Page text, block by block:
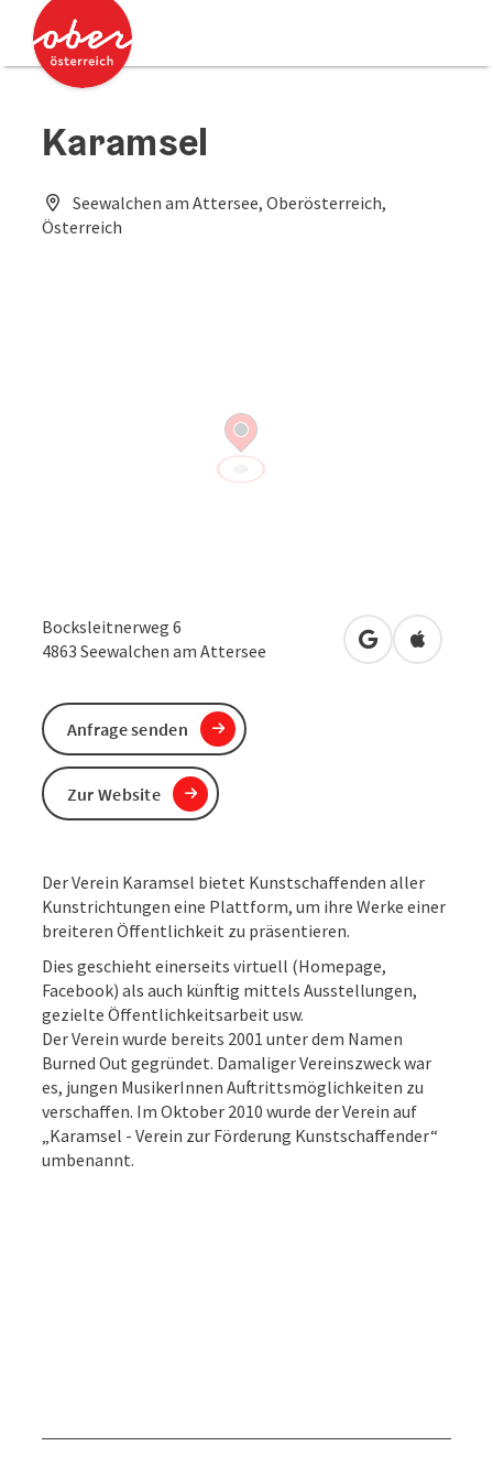
Zum Inhalt
Zum Seitenanfang
Karamsel
Seewalchen am Attersee, Oberösterreich,
Österreich
Bocksleitnerweg 6
4863 Seewalchen am Attersee in Googlein Apple
Der Verein Karamsel bietet Kunstschaffenden aller
Kunstrichtungen eine Plattform, um ihre Werke einer
breiteren Öffentlichkeit zu präsentieren.
Dies geschieht einerseits virtuell (Homepage,
Facebook) als auch künftig mittels Ausstellungen,
gezielte Öffentlichkeitsarbeit usw.
Der Verein wurde bereits 2001 unter dem Namen
Burned Out gegründet. Damaliger Vereinszweck war
es, jungen MusikerInnen Auftrittsmöglichkeiten zu
verschaffen. Im Oktober 2010 wurde der Verein auf
„Karamsel - Verein zur Förderung Kunstschaffender“
umbenannt.
Anfrage senden
Zur Website